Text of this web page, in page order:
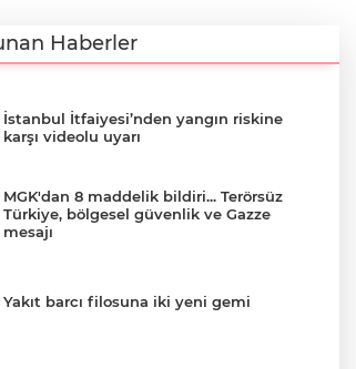
Haberler
İstanbul İtfaiyesi’nden yangın riskine
karşı videolu uyarı
MGK'dan 8 maddelik bildiri... Terörsüz
Türkiye, bölgesel güvenlik ve Gazze
mesajı
Yakıt barcı filosuna iki yeni gemi